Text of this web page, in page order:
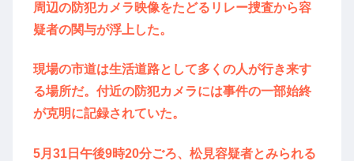
周辺の防犯カメラ映像をたどるリレー捜査から容
疑者の関与が浮上した。
現場の市道は生活道路として多くの人が行き来す
る場所だ。付近の防犯カメラには事件の一部始終
が克明に記録されていた。
5月31日午後9時20分ごろ、松見容疑者とみられる